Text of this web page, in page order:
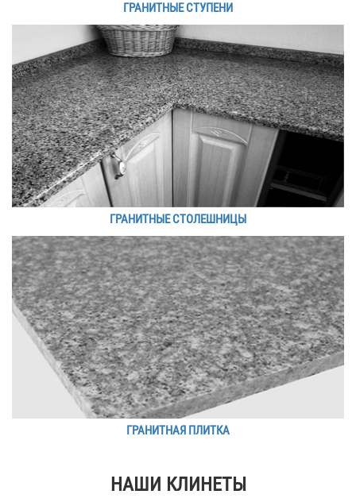
ГРАНИТНЫЕ СТУПЕНИ
ГРАНИТНЫЕ СТОЛЕШНИЦЫ
ГРАНИТНАЯ ПЛИТКА
НАШИ КЛИНЕТЫ